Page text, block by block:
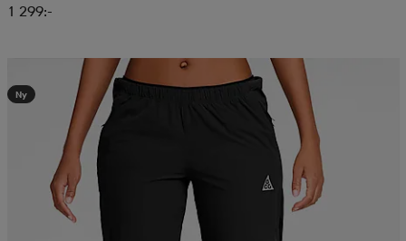
1 299:-
Kampanj -25%
Ny